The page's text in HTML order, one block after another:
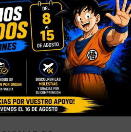
STOCK,OTROS ANIME,
Transformers Hasbro
1,5 kg